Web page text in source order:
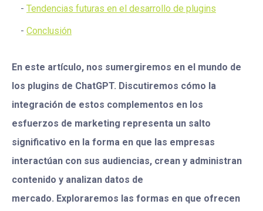
Tendencias futuras en el desarrollo de plugins
Conclusión
En este artículo, nos sumergiremos en el mundo de
los plugins de ChatGPT. Discutiremos cómo la
integración de estos complementos en los
esfuerzos de marketing representa un salto
significativo en la forma en que las empresas
interactúan con sus audiencias, crean y administran
contenido y analizan datos de
mercado. Exploraremos las formas en que ofrecen